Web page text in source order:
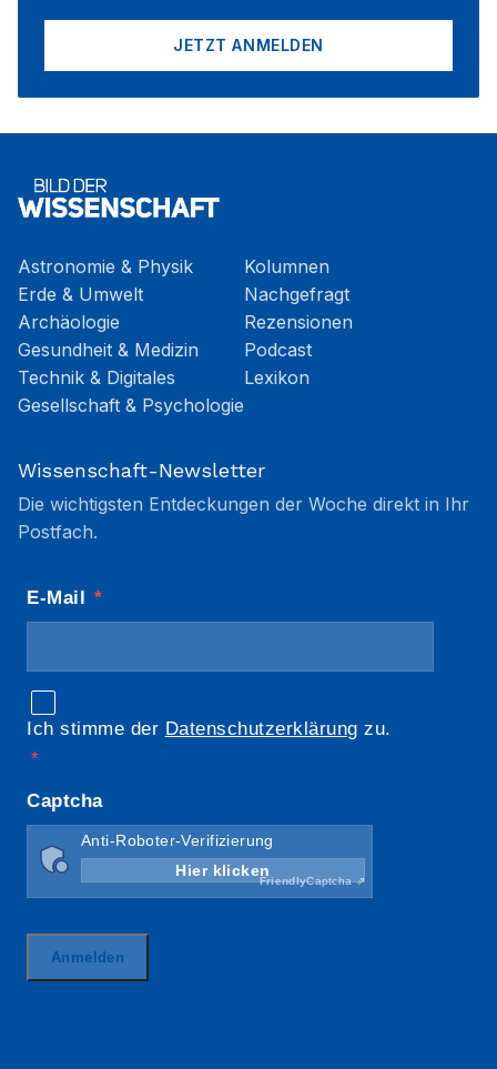
JETZT ANMELDEN
Astronomie & Physik
Erde & Umwelt
Archäologie
Gesundheit & Medizin
Technik & Digitales
Gesellschaft & Psychologie
Kolumnen
Nachgefragt
Rezensionen
Podcast
Lexikon
Wissenschaft-Newsletter
Die wichtigsten Entdeckungen der Woche direkt in Ihr
Postfach.